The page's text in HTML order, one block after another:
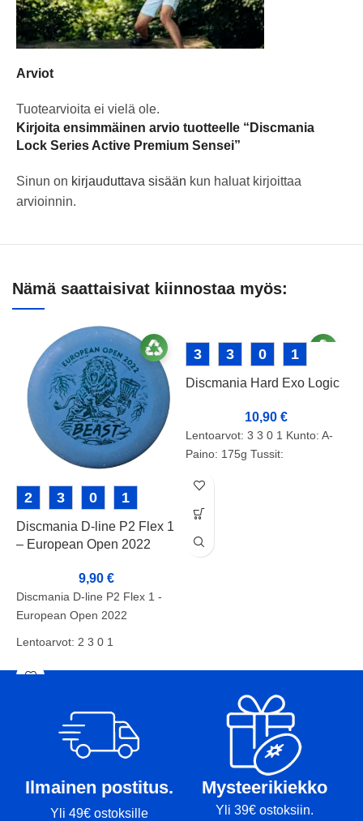
Arviot
Tuotearvioita ei vielä ole.
Kirjoita ensimmäinen arvio tuotteelle “Discmania
Lock Series Active Premium Sensei”
Sinun on kirjauduttava sisään kun haluat kirjoittaa
arvioinnin.
Nämä saattaisivat kiinnostaa myös:
2 3 0 1
Discmania D-line P2 Flex 1
– European Open 2022
9,90€
Discmania D-line P2 Flex 1 -
European Open 2022
Lentoarvot: 2 3 0 1
Kunto: B-
3 3 0 1
Discmania Hard Exo Logic
10,90 €
Lentoarvot: 3 3 0 1 Kunto: A-
Paino: 175g Tussit:
Ilmainen postitus.
Yli 49€ ostoksille
Mysteerikiekko
Yli 39€ ostoksiin.